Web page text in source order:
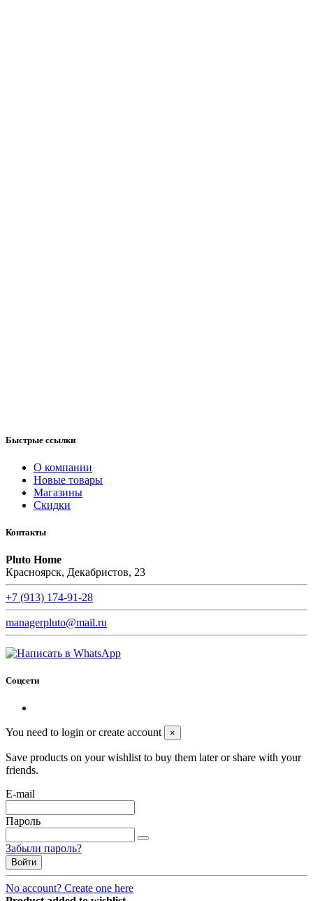
Быстрые ссылки
О компании
Новые товары
Магазины
Скидки
Контакты
Pluto Home
Красноярск, Декабристов, 23
+7 (913) 174-91-28
managerpluto@mail.ru
Соцсети
You need to login or create account ×
Save products on your wishlist to buy them later or share with your
friends.
E-mail
Пароль
Забыли пароль?
Войти
No account? Create one here